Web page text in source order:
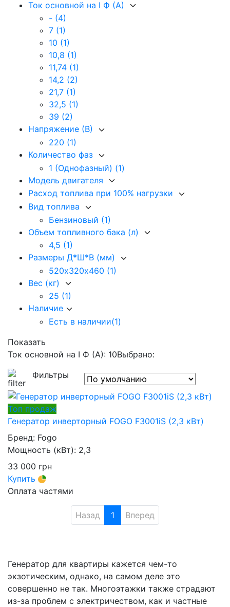
Ток основной на I Ф (А)
- (4)
7 (1)
10 (1)
10,8 (1)
11,74 (1)
14,2 (2)
21,7 (1)
32,5 (1)
39 (2)
Напряжение (В)
220 (1)
Количество фаз
1 (Однофазный) (1)
Модель двигателя
Расход топлива при 100% нагрузки
Вид топлива
Бензиновый (1)
Объем топливного бака (л)
4,5 (1)
Размеры Д*Ш*В (мм)
520х320х460 (1)
Вес (кг)
25 (1)
Наличие
Есть в наличии(1)
Показать
Ток основной на I Ф (А): 10Выбрано:
Фильтры
Tоп продаж
Генератор инверторный FOGO F3001iS (2,3 кВт)
Бренд: Fogo
Мощность (кВт): 2,3
33 000 грн
Купить
Оплата частями
Назад 1 Вперед
Генератор для квартиры кажется чем-то
экзотическим, однако, на самом деле это
совершенно не так. Многоэтажки также страдают
из-за проблем с электричеством, как и частные